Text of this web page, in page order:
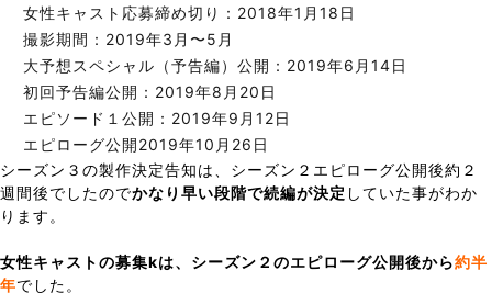
女性キャスト応募締め切り：2018年1月18日
撮影期間：2019年3月〜5月
大予想スペシャル（予告編）公開：2019年6月14日
初回予告編公開：2019年8月20日
エピソード１公開：2019年9月12日
エピローグ公開2019年10月26日
シーズン３の製作決定告知は、シーズン２エピローグ公開後約２
週間後でしたのでかなり早い段階で続編が決定 していた事がわか
ります。
女性キャストの募集kは、シーズン２のエピローグ公開後から約半
年でした。